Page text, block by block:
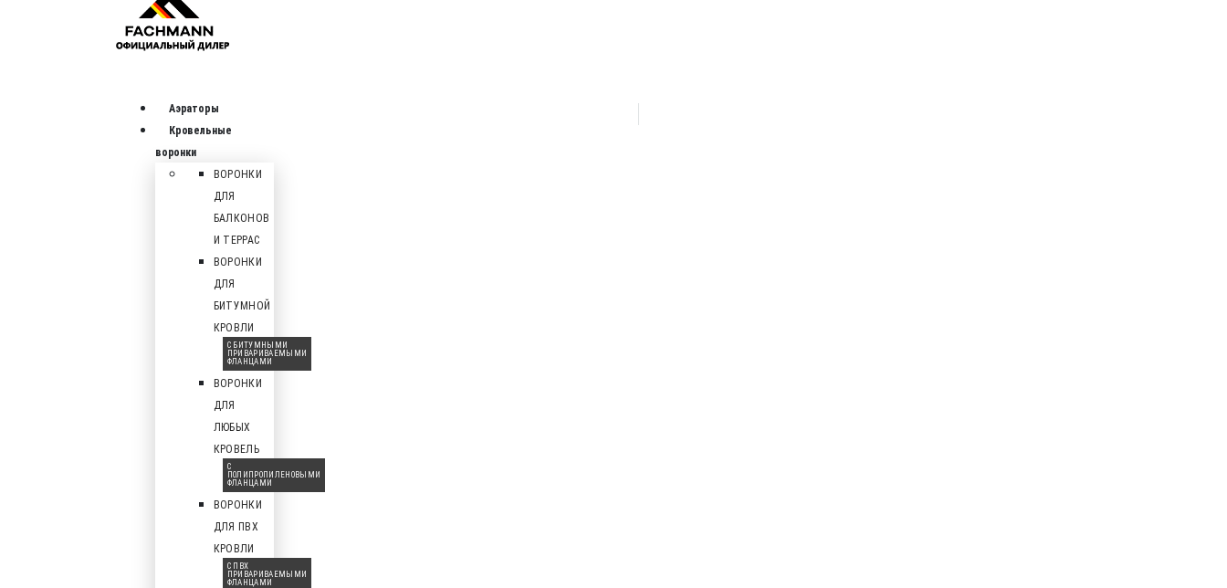
Аэраторы
Кровельные
воронки
ВОРОНКИ
ДЛЯ
БАЛКОНОВ
И ТЕРРАС
ВОРОНКИ
ДЛЯ
БИТУМНОЙ
КРОВЛИ
С БИТУМНЫМИ
ПРИВАРИВАЕМЫМИ
ФЛАНЦАМИ
ВОРОНКИ
ДЛЯ
ЛЮБЫХ
КРОВЕЛЬ
С
ПОЛИПРОПИЛЕНОВЫМИ
ФЛАНЦАМИ
ВОРОНКИ
ДЛЯ ПВХ
КРОВЛИ
С ПВХ
ПРИВАРИВАЕМЫМИ
ФЛАНЦАМИ